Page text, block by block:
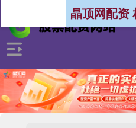
晶顶网配资